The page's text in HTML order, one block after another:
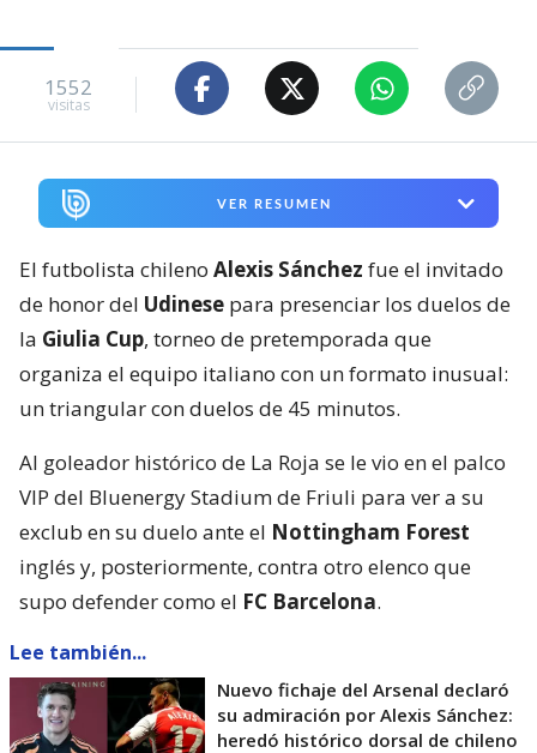
1552
visitas
VER RESUMEN
El futbolista chileno Alexis Sánchez fue el invitado
de honor del Udinese para presenciar los duelos de
la Giulia Cup, torneo de pretemporada que
organiza el equipo italiano con un formato inusual:
un triangular con duelos de 45 minutos.
Al goleador histórico de La Roja se le vio en el palco
VIP del Bluenergy Stadium de Friuli para ver a su
exclub en su duelo ante el Nottingham Forest
inglés y, posteriormente, contra otro elenco que
supo defender como el FC Barcelona.
Lee también...
Nuevo fichaje del Arsenal declaró
su admiración por Alexis Sánchez:
heredó histórico dorsal de chileno